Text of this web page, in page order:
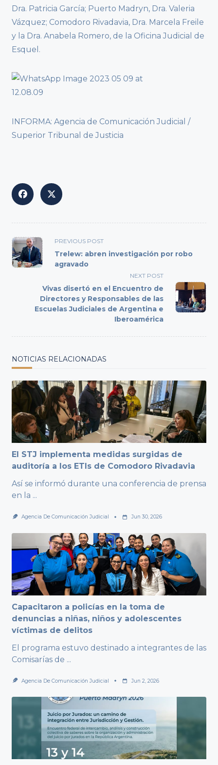
Dra. Patricia García; Puerto Madryn, Dra. Valeria
Vázquez; Comodoro Rivadavia, Dra. Marcela Freile
y la Dra. Anabela Romero, de la Oficina Judicial de
Esquel.
INFORMA: Agencia de Comunicación Judicial /
Superior Tribunal de Justicia
<span
class="nav-
subtitle
text">Page</span>
PREVIOUS POST
Trelew: abren investigación por robo
agravado
NEXT POST
Vivas disertó en el Encuentro de
Directores y Responsables de las
Escuelas Judiciales de Argentina e
Iberoamérica
NOTICIAS RELACIONADAS
El STJ implementa medidas surgidas de
auditoría a los ETIs de Comodoro Rivadavia
Así se informó durante una conferencia de prensa
en la ...
Agencia De Comunicación Judicial Jun 30, 2026
Capacitaron a policías en la toma de
denuncias a niñas, niños y adolescentes
víctimas de delitos
El programa estuvo destinado a integrantes de las
Comisarías de ...
Agencia De Comunicación Judicial Jun 2, 2026